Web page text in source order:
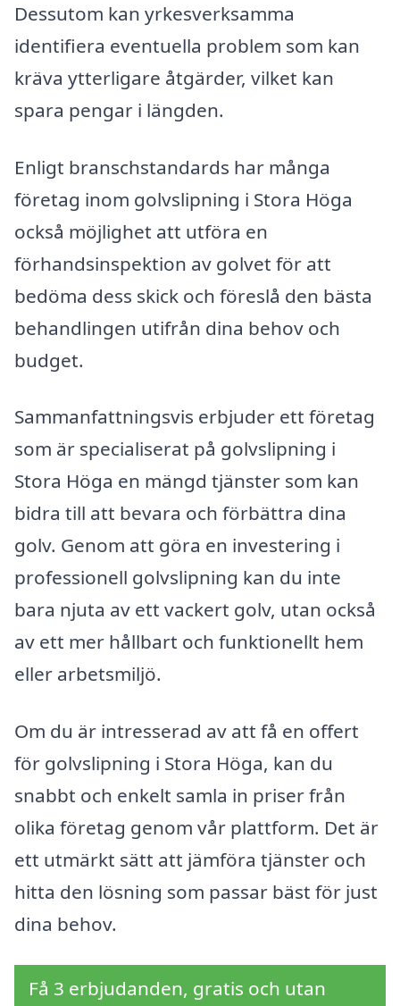
Dessutom kan yrkesverksamma
identifiera eventuella problem som kan
kräva ytterligare åtgärder, vilket kan
spara pengar i längden.
Enligt branschstandards har många
företag inom golvslipning i Stora Höga
också möjlighet att utföra en
förhandsinspektion av golvet för att
bedöma dess skick och föreslå den bästa
behandlingen utifrån dina behov och
budget.
Sammanfattningsvis erbjuder ett företag
som är specialiserat på golvslipning i
Stora Höga en mängd tjänster som kan
bidra till att bevara och förbättra dina
golv. Genom att göra en investering i
professionell golvslipning kan du inte
bara njuta av ett vackert golv, utan också
av ett mer hållbart och funktionellt hem
eller arbetsmiljö.
Om du är intresserad av att få en offert
för golvslipning i Stora Höga, kan du
snabbt och enkelt samla in priser från
olika företag genom vår plattform. Det är
ett utmärkt sätt att jämföra tjänster och
hitta den lösning som passar bäst för just
dina behov.
Få 3 erbjudanden, gratis och utan